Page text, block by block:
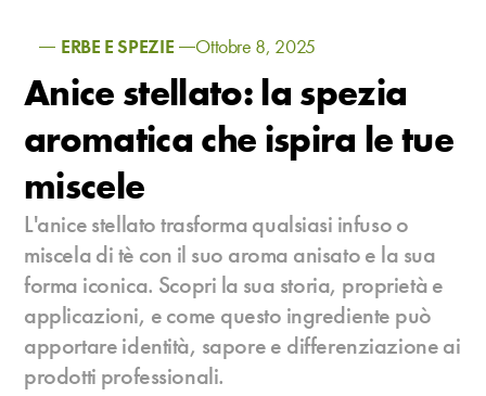
ERBE E SPEZIE Ottobre 8, 2025
Anice stellato: la spezia
aromatica che ispira le tue
miscele
L'anice stellato trasforma qualsiasi infuso o
miscela di tè con il suo aroma anisato e la sua
forma iconica. Scopri la sua storia, proprietà e
applicazioni, e come questo ingrediente può
apportare identità, sapore e differenziazione ai
prodotti professionali.